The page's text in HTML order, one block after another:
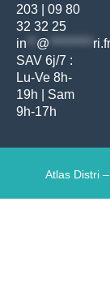
203
09 80
32 32 25
in
@ ********* ri.fr
SAV 6j/7 :
Lu-Ve 8h-
19h | Sam
9h-17h
Atlas Distri